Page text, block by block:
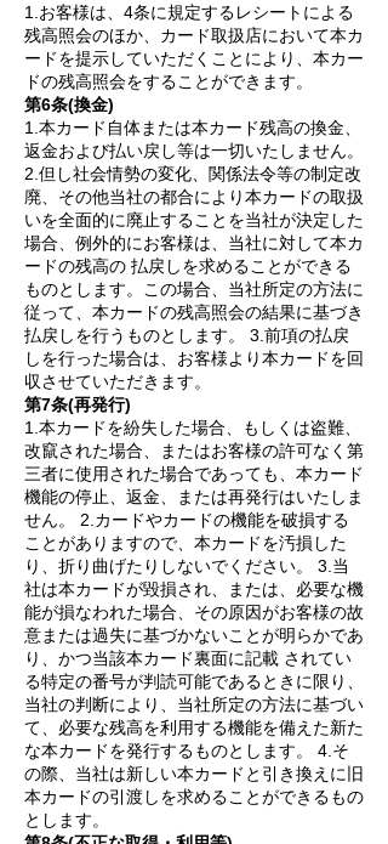
1.お客様は、4条に規定するレシートによる
残高照会のほか、カード取扱店において本カ
ードを提示していただくことにより、本カー
ドの残高照会をすることができます。
第6条(換金)
1.本カード自体または本カード残高の換金、
返金および払い戻し等は一切いたしません。
2.但し社会情勢の変化、関係法令等の制定改
廃、その他当社の都合により本カードの取扱
いを全面的に廃止することを当社が決定した
場合、例外的にお客様は、当社に対して本カ
ードの残高の 払戻しを求めることができる
ものとします。この場合、当社所定の方法に
従って、本カードの残高照会の結果に基づき
払戻しを行うものとします。 3.前項の払戻
しを行った場合は、お客様より本カードを回
収させていただきます。
第7条(再発行)
1.本カードを紛失した場合、もしくは盗難、
改竄された場合、またはお客様の許可なく第
三者に使用された場合であっても、本カード
機能の停止、返金、または再発行はいたしま
せん。 2.カードやカードの機能を破損する
ことがありますので、本カードを汚損した
り、折り曲げたりしないでください。 3.当
社は本カードが毀損され、または、必要な機
能が損なわれた場合、その原因がお客様の故
意または過失に基づかないことが明らかであ
り、かつ当該本カード裏面に記載 されてい
る特定の番号が判読可能であるときに限り、
当社の判断により、当社所定の方法に基づい
て、必要な残高を利用する機能を備えた新た
な本カードを発行するものとします。 4.そ
の際、当社は新しい本カードと引き換えに旧
本カードの引渡しを求めることができるもの
とします。